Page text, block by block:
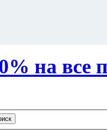
на все